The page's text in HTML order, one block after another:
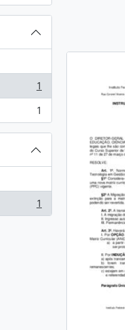
1
1
1